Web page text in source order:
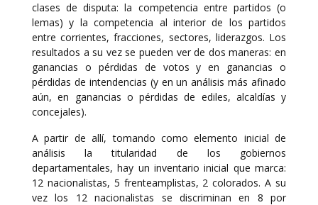
clases de disputa: la competencia entre partidos (o
lemas) y la competencia al interior de los partidos
entre corrientes, fracciones, sectores, liderazgos. Los
resultados a su vez se pueden ver de dos maneras: en
ganancias o pérdidas de votos y en ganancias o
pérdidas de intendencias (y en un análisis más afinado
aún, en ganancias o pérdidas de ediles, alcaldías y
concejales).
A partir de allí, tomando como elemento inicial de
análisis la titularidad de los gobiernos
departamentales, hay un inventario inicial que marca:
12 nacionalistas, 5 frenteamplistas, 2 colorados. A su
vez los 12 nacionalistas se discriminan en 8 por